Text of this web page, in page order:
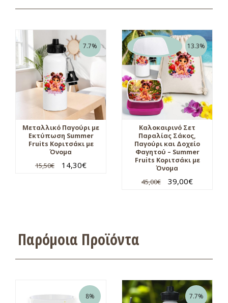
7.7%
Μεταλλικό Παγούρι με
Εκτύπωση Summer
Fruits Κοριτσάκι με
Όνομα
15,50€ 14,30€
13.3%
Καλοκαιρινό Σετ
Παραλίας Σάκος,
Παγούρι και Δοχείο
Φαγητού – Summer
Fruits Κοριτσάκι με
Όνομα
45,00€ 39,00€
Παρόμοια Προϊόντα
8% 7.7%